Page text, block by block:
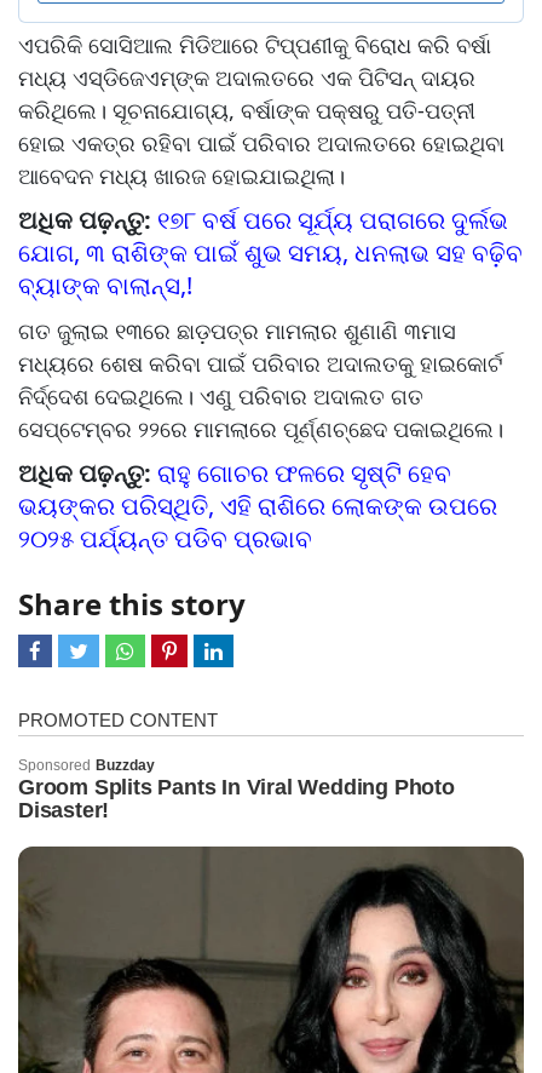
ଏପରିକି ସୋସିଆଲ ମିଡିଆରେ ଟିପ୍ପଣୀକୁ ବିରୋଧ କରି ବର୍ଷା
ମଧ୍ୟ ଏସ୍‌‌ଡିଜେଏମ୍‌‌ଙ୍କ ଅଦାଲତରେ ଏକ ପିଟିସନ୍‌ ଦାୟର
କରିଥିଲେ। ସୂଚନାଯୋଗ୍ୟ, ବର୍ଷାଙ୍କ ପକ୍ଷରୁ ପତି-ପତ୍ନୀ
ହୋଇ ଏକତ୍ର ରହିବା ପାଇଁ ପରିବାର ଅଦାଲତରେ ହୋଇଥିବା
ଆବେଦନ ମଧ୍ୟ ଖାରଜ ହୋଇଯାଇଥିଲା।
ଅଧିକ ପଢ଼ନ୍ତୁ: ୧୭୮ ବର୍ଷ ପରେ ସୂର୍ଯ୍ୟ ପରାଗରେ ଦୁର୍ଲଭ
ଯୋଗ, ୩ ରାଶିଙ୍କ ପାଇଁ ଶୁଭ ସମୟ, ଧନଲାଭ ସହ ବଢି଼ବ
ବ୍ୟାଙ୍କ ବାଲାନ୍ସ,!
ଗତ ଜୁଲାଇ ୧୩ରେ ଛାଡ଼ପତ୍ର ମାମଲାର ଶୁଣାଣି ୩ମାସ
ମଧ୍ୟରେ ଶେଷ କରିବା ପାଇଁ ପରିବାର ଅଦାଲତକୁ ହାଇକୋର୍ଟ
ନିର୍ଦ୍ଦେଶ ଦେଇଥିଲେ। ଏଣୁ ପରିବାର ଅଦାଲତ ଗତ
ସେପ୍ଟେମ୍ବର ୨୨ରେ ମାମଲାରେ ପୂର୍ଣ୍ଣଚ୍ଛେଦ ପକାଇଥିଲେ।
ଅଧିକ ପଢ଼ନ୍ତୁ: ରାହୁ ଗୋଚର ଫଳରେ ସୃଷ୍ଟି ହେବ
ଭୟଙ୍କର ପରିସ୍ଥିତି, ଏହି ରାଶିରେ ଲୋକଙ୍କ ଉପରେ
୨୦୨୫ ପର୍ଯ୍ୟନ୍ତ ପଡିବ ପ୍ରଭାବ
Share this story